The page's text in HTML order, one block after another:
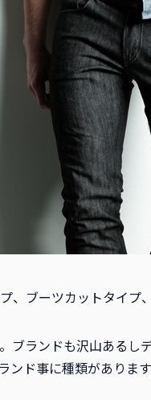
、ブーツカットタイプ
ブランドも沢山ある
ンド事に種類があります